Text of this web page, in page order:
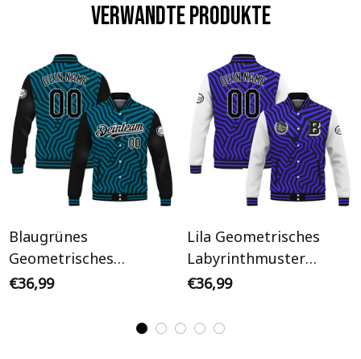
Verwandte Produkte
Blaugrünes
Geometrisches
Labyrinthmuster
Personalisiertes Varsity
€36,99
Lila Geometrisches
Labyrinthmuster
Initiale Personalisiertes
€36,99